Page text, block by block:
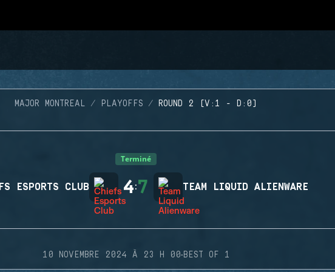
MAJOR MONTREAL PLAYOFFS ROUND 2 (V:1 - D:0)
Terminé
ESPORTS CLUB 4:7 TEAM LIQUID ALIENWARE
10 NOVEMBRE 2024 À 23 H 00·BEST OF 1